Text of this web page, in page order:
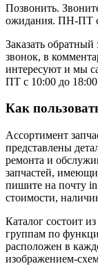
Позвонить.
ожидания. ПН-ПТ
Заказать обратный
звонок, в
интересуют и мы
ПТ с 10:00 до
Как
Ассортимент
представлены
ремонта и
запчастей,
пишите на почту
стоимости,
Каталог состоит
группам по
расположен в
изображением-